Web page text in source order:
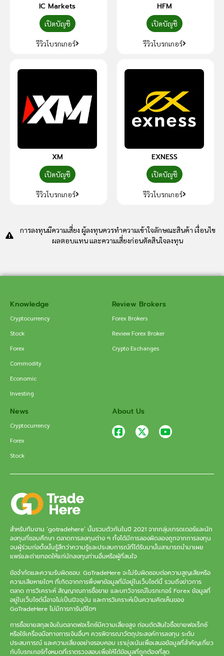
IC Markets
เปิดบัญชี
รีวิวโบรกเกอร์
HFM
เปิดบัญชี
รีวิวโบรกเกอร์
XM
เปิดบัญชี
รีวิวโบรกเกอร์
EXNESS
เปิดบัญชี
รีวิวโบรกเกอร์
การลงทุนมีความเสี่ยง ผู้ลงทุนควรทำความเข้าใจลักษณะสินค้า เงื่อนไข
ผลตอบแทน และความเสี่ยงก่อนตัดสินใจลงทุน
Knowledge
Cryptocurrency
Stock
Forex
Commodity
Economic
Investing
Review Brokers
Forex Brokers
Review Forex Broker
Crypto Exchanges
News
Cryptocurrency
Forex
Stock
About Us
สำหรับทีมงาน ‘gotradehere’ นั้นรวมตัวกันในปี 2021 จากกลุ่มเทรดเดอร์และนัก
ลงทุนที่ชอบศึกษา ตลาดการลงทุนต่าง ๆ ทั้งได้มีการลองผิดลองถูกจากการลงทุน
จนผู้ร่วมก่อตั้งนั้นรู้สึกว่าความรู้และประสบการณ์ที่ได้รับมานั้นสามารถนำมาเผย
แพร่และถ่ายทอดให้แก่นักลงทุนท่านอื่นหรือผู้ที่สนใจ
ข้อจำกัดและความรับผิดชอบ: GoTradeHere จะไม่รับผิดชอบต่อความสูญเสียหรือ
ความเสียหายใดๆ ที่เกิดจากการพึ่งพาข้อมูลที่มีอยู่ในเว็บไซต์นี้ รวมถึงข่าวการ
ตลาด การวิเคราะห์ สัญญาณการซื้อขาย และบทวิจารณ์โบรกเกอร์ Forex ข้อมูลที่
อยู่ในเว็บไซต์นี้อาจไม่เป็นปัจจุบัน และการวิเคราะห์เป็นความคิดเห็นของ
GoTradeHere ไม่มีการการันตีใดๆ
การซื้อขายสกุลเงินในตลาดฟอเร็กซ์มีความเสี่ยงสูง ก่อนตัดสินใจซื้อขายฟอเร็กซ์
หรือใช้เครื่องมือทางการเงินอื่นๆ ควรพิจารณาวัตถุประสงค์การลงทุน ระดับ
ประสบการณ์ และความเสี่ยงอย่างรอบคอบ เรามุ่งเน้นเพื่อเสนอข้อมูลที่สำคัญเกี่ยว
กับโบรกเกอร์ทั้งหมดที่เราตรวจสอบเพื่อให้ได้ข้อมูลที่ถูกต้องที่สุด